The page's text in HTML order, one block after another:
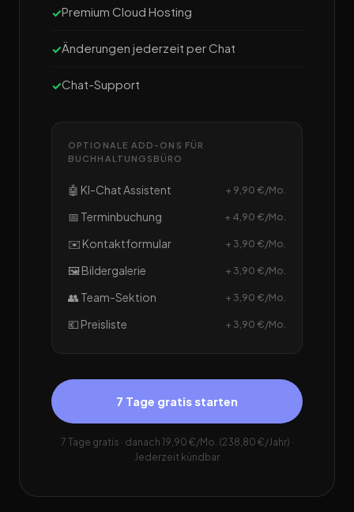
Premium Cloud Hosting
Änderungen jederzeit per Chat
Chat-Support
OPTIONALE ADD-ONS FÜR
BUCHHALTUNGSBÜRO
🤖 KI-Chat Assistent + 9,90 €/Mo.
📅 Terminbuchung + 4,90 €/Mo.
✉️ Kontaktformular + 3,90 €/Mo.
🖼️ Bildergalerie + 3,90 €/Mo.
👥 Team-Sektion + 3,90 €/Mo.
💶 Preisliste + 3,90 €/Mo.
7 Tage gratis starten
7 Tage gratis · danach 19,90 €/Mo. (238,80 €/Jahr) ·
Jederzeit kündbar